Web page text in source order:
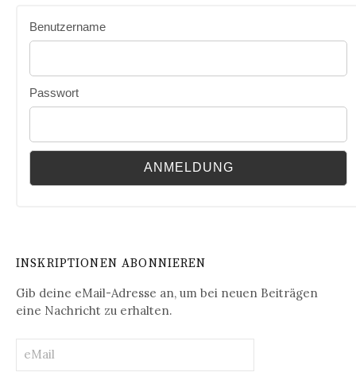
Benutzername
Passwort
INSKRIPTIONEN ABONNIEREN
Gib deine eMail-Adresse an, um bei neuen Beiträgen
eine Nachricht zu erhalten.